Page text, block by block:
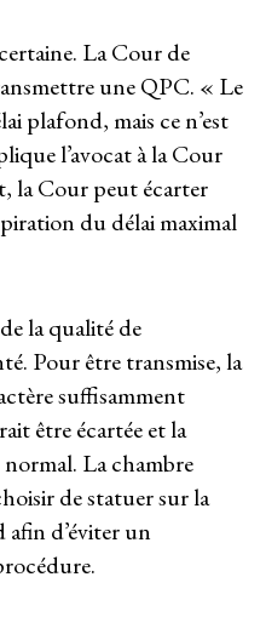
La Cour de
une QPC. « Le
plafond, mais ce n’est
l’avocat à la Cour
la Cour peut écarter
du délai maximal
la qualité de
Pour être transmise, la
suffisamment
être écartée et la
La chambre
de statuer sur la
d’éviter un